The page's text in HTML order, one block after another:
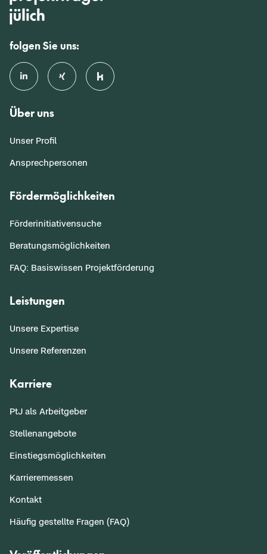
folgen Sie uns:
Über uns
Unser Profil
Ansprechpersonen
Fördermöglichkeiten
Förderinitiativensuche
Beratungsmöglichkeiten
FAQ: Basiswissen Projektförderung
Leistungen
Unsere Expertise
Unsere Referenzen
Karriere
PtJ als Arbeitgeber
Stellenangebote
Einstiegsmöglichkeiten
Karrieremessen
Kontakt
Häufig gestellte Fragen (FAQ)